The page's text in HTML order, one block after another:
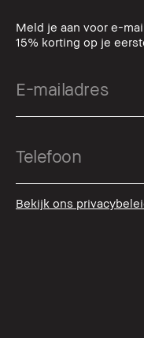
Meld je aan voor e-
15% korting op je
Bekijk ons